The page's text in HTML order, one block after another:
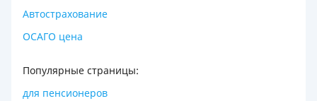
Автострахование
ОСАГО цена
Популярные страницы:
для пенсионеров